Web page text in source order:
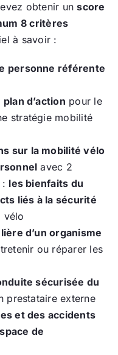
obtenir unscore
8 critères
à savoir :
personne référente
d’action pour le
stratégie mobilité
sur la mobilité vélo
avec 2
les bienfaits du
liés à la sécurité
vélo
d’un organisme
ou réparer les
sécurisée du
prestataire externe
et des accidents
de